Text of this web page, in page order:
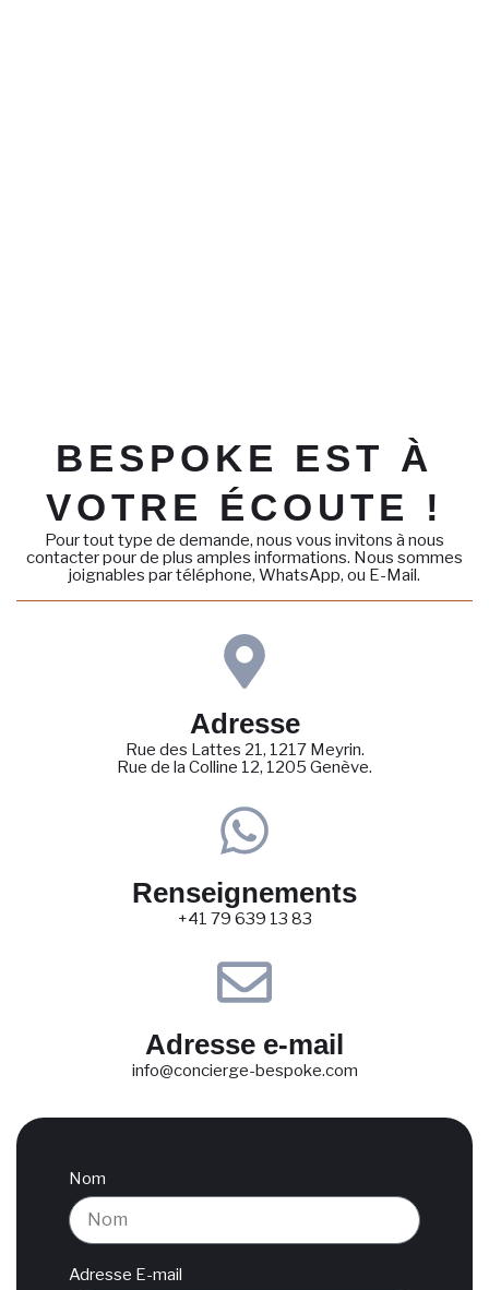
BESPOKE EST À
VOTRE ÉCOUTE !
Pour tout type de demande, nous vous invitons à nous
contacter pour de plus amples informations. Nous sommes
joignables par téléphone, WhatsApp, ou E-Mail.
Adresse
Rue des Lattes 21, 1217 Meyrin.
Rue de la Colline 12, 1205 Genève.
Renseignements
+41 79 639 13 83
Adresse e-mail
info@concierge-bespoke.com
Nom
Adresse E-mail